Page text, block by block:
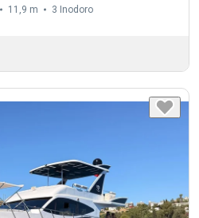
11,9 m 3 Inodoro